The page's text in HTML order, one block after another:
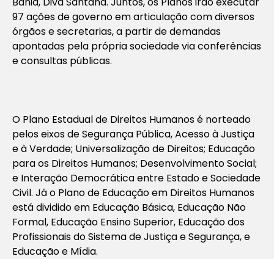
97 ações de governo em articulação com diversos
órgãos e secretarias, a partir de demandas
apontadas pela própria sociedade via conferências
e consultas públicas.
O Plano Estadual de Direitos Humanos é norteado
pelos eixos de Segurança Pública, Acesso à Justiça
e à Verdade; Universalização de Direitos; Educação
para os Direitos Humanos; Desenvolvimento Social;
e Interação Democrática entre Estado e Sociedade
Civil. Já o Plano de Educação em Direitos Humanos
está dividido em Educação Básica, Educação Não
Formal, Educação Ensino Superior, Educação dos
Profissionais do Sistema de Justiça e Segurança, e
Educação e Mídia.